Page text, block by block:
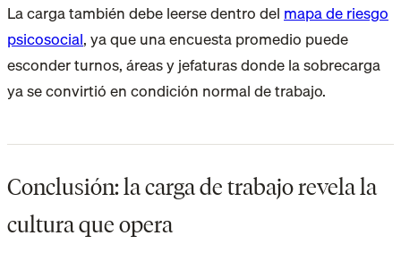
La carga también debe leerse dentro del mapa de riesgo
psicosocial, ya que una encuesta promedio puede
esconder turnos, áreas y jefaturas donde la sobrecarga
ya se convirtió en condición normal de trabajo.
Conclusión: la carga de trabajo revela la
cultura que opera